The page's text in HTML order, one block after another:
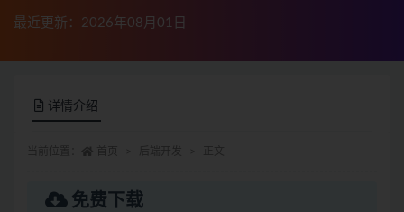
最近更新：2026年08月01日
详情介绍
免费下载